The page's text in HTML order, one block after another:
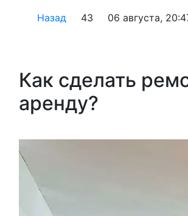
Назад
43 06 августа,
Как сделать
аренду?